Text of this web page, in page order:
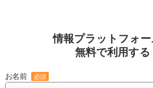
情報プラットフォ
無料で利用する
お名前 必須